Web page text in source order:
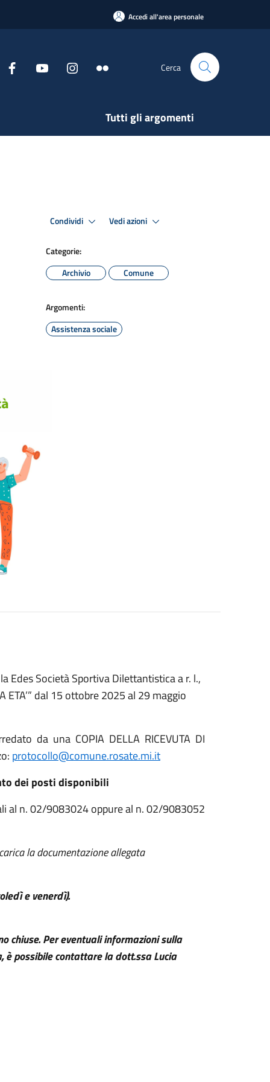
Accedi all'area personale
Cerca
Tutti gli argomenti
Condividi Vedi azioni
Categorie:
Archivio
Comune
Argomenti:
Assistenza sociale
Edes Società Sportiva Dilettantistica a r. l.,
ETA’” dal 15 ottobre 2025 al 29 maggio
da una COPIA DELLA RICEVUTA DI
protocollo@comune.rosate.mi.it
dei posti disponibili
al n. 02/9083024 oppure al n. 02/9083052
la documentazione allegata
e venerdì).
chiuse.Per eventuali informazioni sulla
è possibile contattare la dott.ssa Lucia